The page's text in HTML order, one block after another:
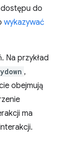
dostępu do
wykazywać
Na przykład
,
obejmują
ma